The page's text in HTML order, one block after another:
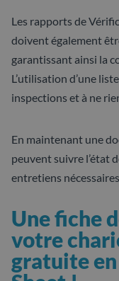
Les rapports de
doivent également
garantissant ainsi la
L’utilisation d’une
inspections et à ne
En maintenant une
peuvent suivre l’état
entretiens
Une fiche
votre
gratuite